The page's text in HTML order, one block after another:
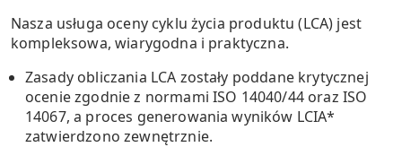
Nasza usługa oceny cyklu życia produktu (LCA) jest
kompleksowa, wiarygodna i praktyczna.
Zasady obliczania LCA zostały poddane krytycznej
ocenie zgodnie z normami ISO 14040/44 oraz ISO
14067, a proces generowania wyników LCIA*
zatwierdzono zewnętrznie.